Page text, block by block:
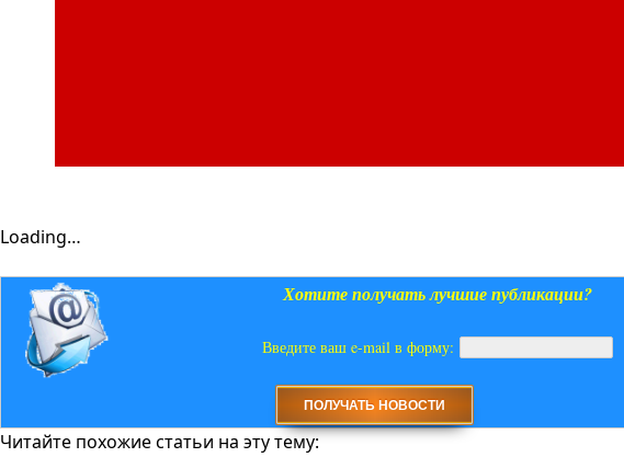
Loading…
Хотите получать лучшие публикации?
Введите ваш e-mail в форму:
Читайте похожие статьи на эту тему: